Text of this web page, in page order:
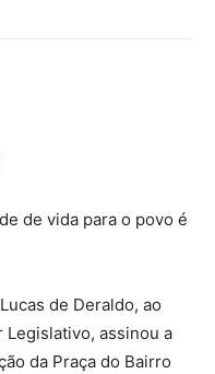
de vida para o povo é
de Deraldo, ao
assinou a
da Praça do Bairro